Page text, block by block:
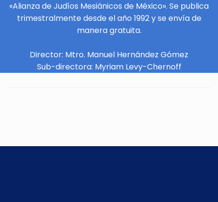
«Alianza de Judíos Mesiánicos de México». Se publica
trimestralmente desde el año 1992 y se envía de
manera gratuita.
Director: Mtro. Manuel Hernández Gómez
Sub-directora: Myriam Levy-Chernoff